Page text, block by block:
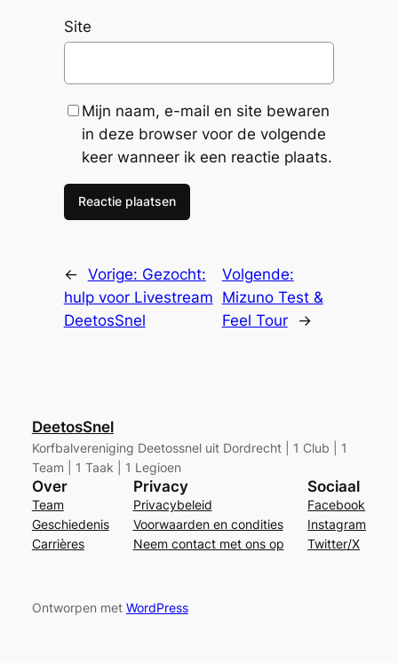
Site
Mijn naam, e-mail en site bewaren
in deze browser voor de volgende
keer wanneer ik een reactie plaats.
← Vorige: Gezocht:
hulp voor Livestream
DeetosSnel
Volgende:
Mizuno Test &
Feel Tour
→
DeetosSnel
Korfbalvereniging Deetossnel uit Dordrecht | 1 Club | 1
Team | 1 Taak | 1 Legioen
Over
Team
Geschiedenis
Carrières
Privacy
Privacybeleid
Voorwaarden en condities
Neem contact met ons op
Sociaal
Facebook
Instagram
Twitter/X
Ontworpen met WordPress